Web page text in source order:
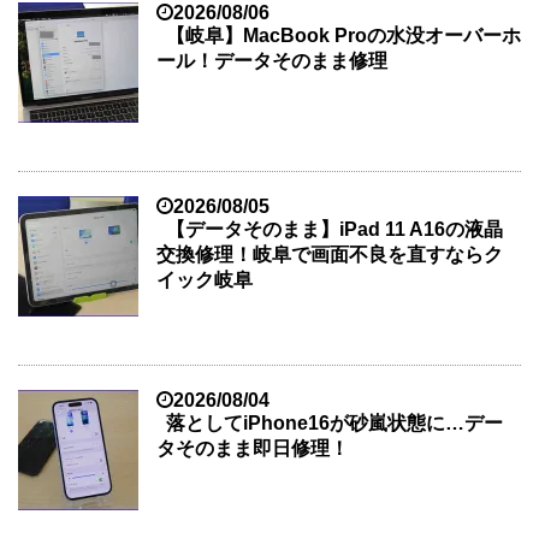
2026/08/06
【岐阜】MacBook Proの水没オーバーホ
ール！データそのまま修理
2026/08/05
【データそのまま】iPad 11 A16の液晶
交換修理！岐阜で画面不良を直すならク
イック岐阜
2026/08/04
落としてiPhone16が砂嵐状態に…デー
タそのまま即日修理！